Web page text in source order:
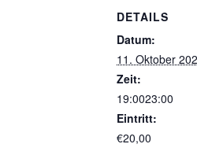
DETAILS
Datum:
11. Oktober
Zeit:
19:0023:00
Eintritt:
€20,00